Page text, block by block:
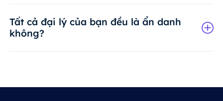
Tất cả đại lý của bạn đều là ẩn danh
không?